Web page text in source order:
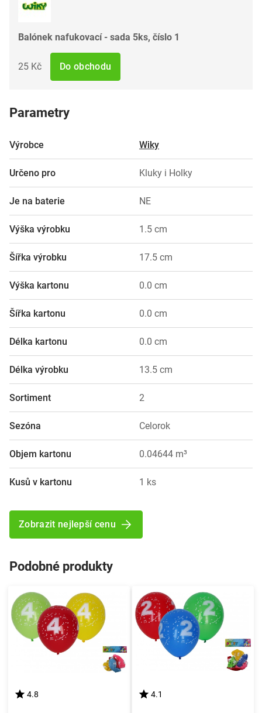
Balónek nafukovací - sada 5ks, číslo 1
25 Kč Do obchodu
Parametry
Výrobce Wiky
Určeno pro Kluky i Holky
Je na baterie NE
Výška výrobku 1.5 cm
Šířka výrobku 17.5 cm
Výška kartonu 0.0 cm
Šířka kartonu 0.0 cm
Délka kartonu 0.0 cm
Délka výrobku 13.5 cm
Sortiment 2
Sezóna Celorok
Objem kartonu 0.04644 m³
Kusů v kartonu 1 ks
Zobrazit nejlepší cenu
Podobné produkty
4.8 4.1